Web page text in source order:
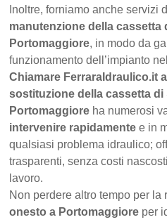
Inoltre, forniamo anche servizi
manutenzione della cassetta
Portomaggiore, in modo da
funzionamento dell’impianto
Chiamare FerraraIdraulico.it
sostituzione della cassetta di
Portomaggiore ha numerosi
intervenire rapidamente e in
qualsiasi problema idraulico;
trasparenti, senza costi
lavoro.
Non perdere altro tempo per la
onesto a Portomaggiore per